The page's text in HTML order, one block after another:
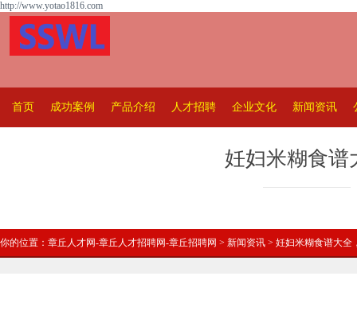
http://www.yotao1816.com
首页 成功案例 产品介绍 人才招聘 企业文化 新闻资讯
妊妇米糊食谱
你的位置： 章丘人才网-章丘人才招聘网-章丘招聘网 > 新闻资讯 > 妊妇米糊食谱大全